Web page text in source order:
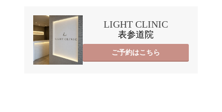
LIGHT CLINIC
表参道院
ご予約はこちら